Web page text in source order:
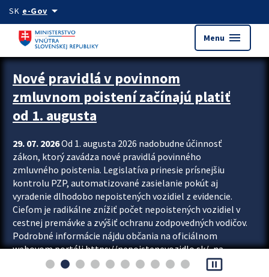
Preskocit na hlavný obsah
SK e-Govarrow_drop_down
Menu menu
Zastavit automatický posun upútavok
Nové pravidlá v povinnom
zmluvnom poistení začínajú platiť
od 1. augusta
29. 07. 2026Od 1. augusta 2026 nadobudne účinnosť
zákon, ktorý zavádza nové pravidlá povinného
zmluvného poistenia. Legislatíva prinesie prísnejšiu
kontrolu PZP, automatizované zasielanie pokút aj
vyradenie dlhodobo nepoistených vozidiel z evidencie.
Cieľom je radikálne znížiť počet nepoistených vozidiel v
cestnej premávke a zvýšiť ochranu zodpovedných vodičov.
Podrobné informácie nájdu občania na oficiálnom
webovom portáli https://nepoistenevozidlo.sk/, na
ktorom od augusta pribudne aj možnosť overiť si...
pause_presentation